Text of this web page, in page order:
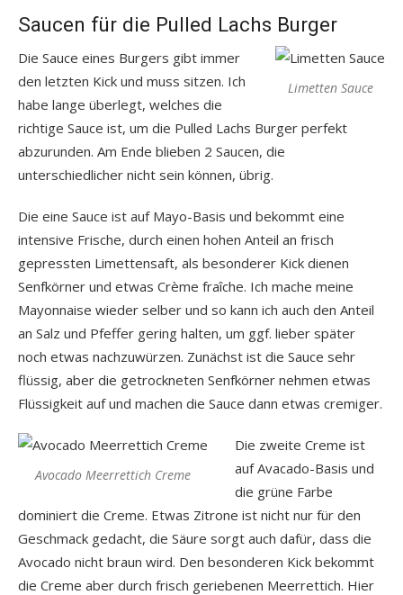
Saucen für die Pulled Lachs Burger
Limetten Sauce
Die Sauce eines Burgers gibt immer
den letzten Kick und muss sitzen. Ich
habe lange überlegt, welches die
richtige Sauce ist, um die Pulled Lachs Burger perfekt
abzurunden. Am Ende blieben 2 Saucen, die
unterschiedlicher nicht sein können, übrig.
Die eine Sauce ist auf Mayo-Basis und bekommt eine
intensive Frische, durch einen hohen Anteil an frisch
gepressten Limettensaft, als besonderer Kick dienen
Senfkörner und etwas Crème fraîche. Ich mache meine
Mayonnaise wieder selber und so kann ich auch den Anteil
an Salz und Pfeffer gering halten, um ggf. lieber später
noch etwas nachzuwürzen. Zunächst ist die Sauce sehr
flüssig, aber die getrockneten Senfkörner nehmen etwas
Flüssigkeit auf und machen die Sauce dann etwas cremiger.
Avocado Meerrettich Creme
Die zweite Creme ist
auf Avacado-Basis und
die grüne Farbe
dominiert die Creme. Etwas Zitrone ist nicht nur für den
Geschmack gedacht, die Säure sorgt auch dafür, dass die
Avocado nicht braun wird. Den besonderen Kick bekommt
die Creme aber durch frisch geriebenen Meerrettich. Hier